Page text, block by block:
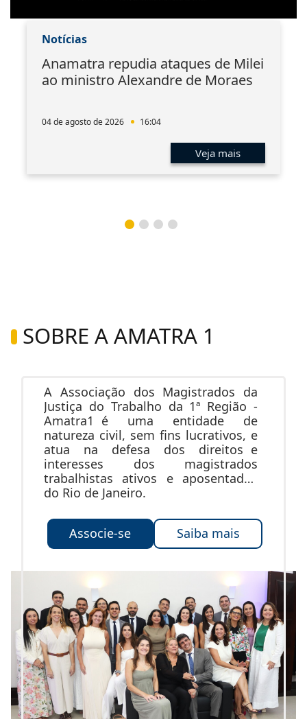
Notícias
Anamatra repudia ataques de Milei
ao ministro Alexandre de Moraes
04 de agosto de 2026 16:04
Veja mais
SOBRE A AMATRA 1
A Associação dos Magistrados da
Justiça do Trabalho da 1ª Região -
Amatra1 é uma entidade de
natureza civil, sem fins lucrativos, e
atua na defesa dos direitos e
interesses dos magistrados
trabalhistas ativos e aposentados
do Rio de Janeiro.
Associe-se Saiba mais